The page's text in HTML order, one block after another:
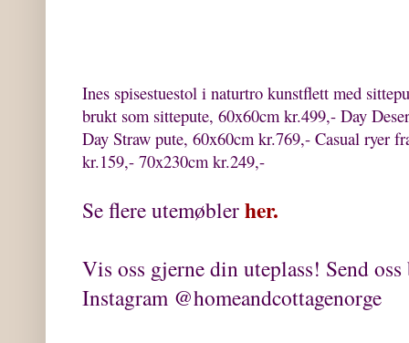
Ines spisestuestol i naturtro kunstflett med
brukt som sittepute, 60x60cm kr.499,- Day
Day Straw pute, 60x60cm kr.769,- Casual ryer
kr.159,- 70x230cm kr.249,-
Se flere utemøblerher.
Vis oss gjerne din uteplass! Send
Instagram @homeandcottagenorge